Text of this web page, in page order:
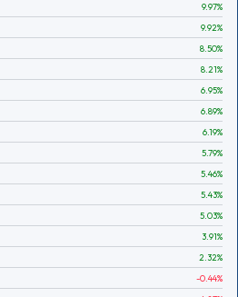
9.97%
9.92%
8.50%
8.21%
6.95%
6.89%
6.19%
5.79%
5.46%
5.43%
5.03%
3.91%
2.32%
-0.44%